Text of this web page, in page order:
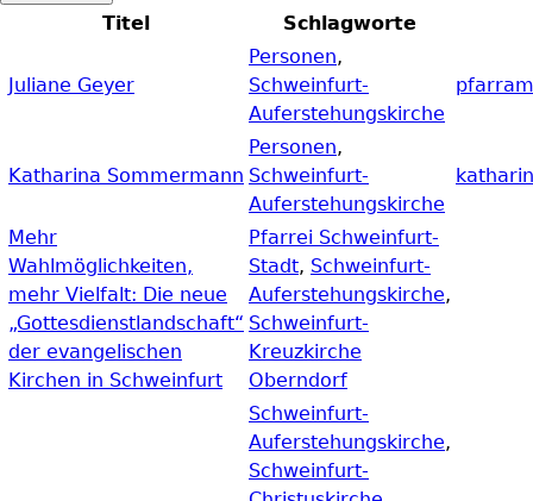
Titel Schlagworte
Juliane Geyer
Personen,
Schweinfurt-
Auferstehungskirche
Katharina Sommermann
Personen,
Schweinfurt-
Auferstehungskirche
Mehr
Wahlmöglichkeiten,
mehr Vielfalt: Die neue
„Gottesdienstlandschaft“
der evangelischen
Kirchen in Schweinfurt
Pfarrei Schweinfurt-
Stadt, Schweinfurt-
Auferstehungskirche,
Schweinfurt-
Kreuzkirche
Oberndorf
Schweinfurt-
Auferstehungskirche,
Schweinfurt-